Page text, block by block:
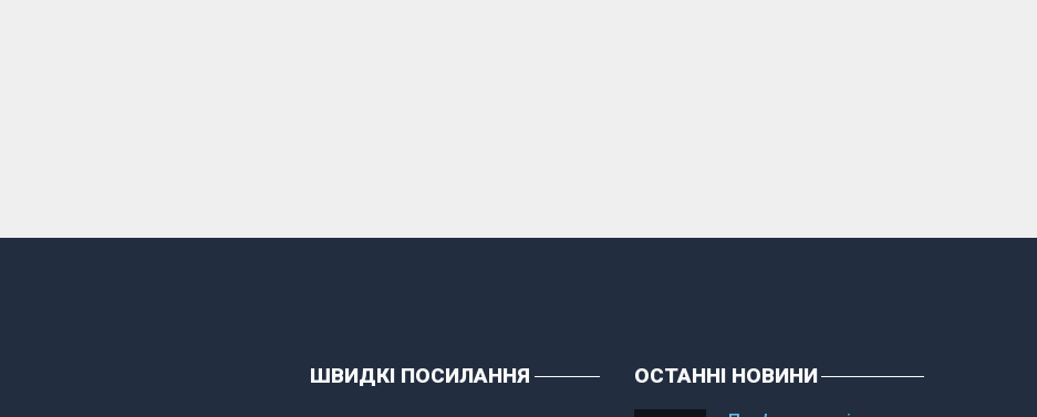
ШВИДКІ ПОСИЛАННЯ ОСТАННІ НОВИНИ